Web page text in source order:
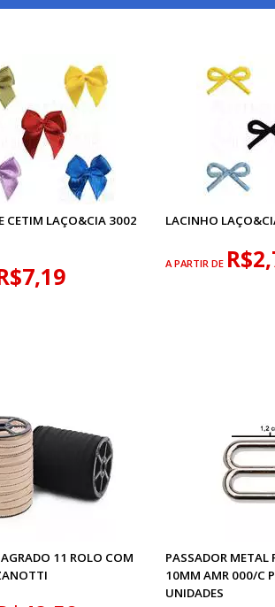
CETIM LAÇO&CIA 3002
LACINHO
A PARTIR DE
11 ROLO COM
PASSADOR METAL
10MM AMR 000/C
UNIDADES